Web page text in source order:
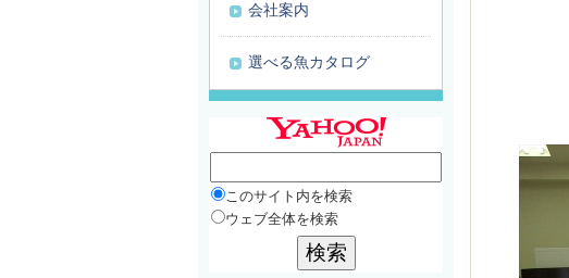
会社案内
選べる魚カタログ
このサイト内を検索
ウェブ全体を検索